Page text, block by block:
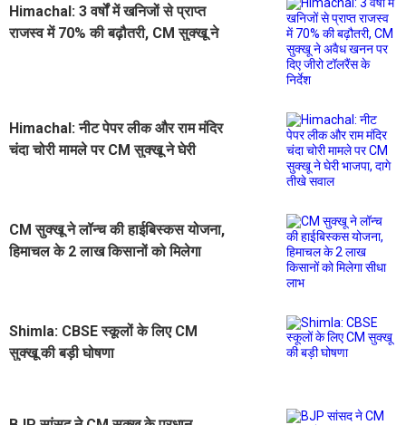
Himachal: 3 वर्षों में खनिजों से प्राप्त
राजस्व में 70% की बढ़ौतरी, CM सुक्खू ने
Himachal: नीट पेपर लीक और राम मंदिर
चंदा चोरी मामले पर CM सुक्खू ने घेरी
CM सुक्खू ने लॉन्च की हाईबिस्कस योजना,
हिमाचल के 2 लाख किसानों को मिलेगा
Shimla: CBSE स्कूलों के लिए CM
सुक्खू की बड़ी घोषणा